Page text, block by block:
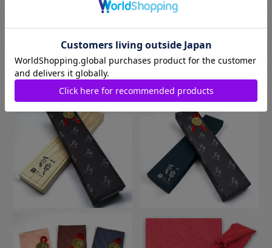
お箸用のギフトボックスをご注文いただいた方は、￥440-(税別)
でさらに風呂敷でのラッピングもご指定いただけます。日本の
伝統的な贈り物のスタイルで、お箸のプレゼントにぴったりな
包装です。